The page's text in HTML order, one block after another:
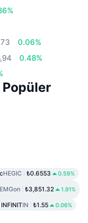
0.06%
0.48%
HEGIC ₺0.6553 0.59%
₺3,851.32 1.91%
INFINITIN ₺1.55 0.06%